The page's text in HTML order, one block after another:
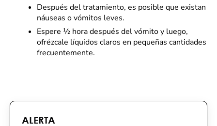
Después del tratamiento, es posible que existan
náuseas o vómitos leves.
Espere ½ hora después del vómito y luego,
ofrézcale líquidos claros en pequeñas cantidades
frecuentemente.
ALERTA